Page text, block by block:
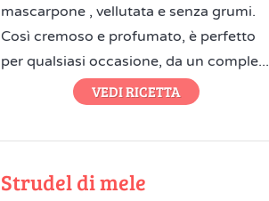
mascarpone , vellutata e senza grumi.
Così cremoso e profumato, è perfetto
per qualsiasi occasione, da un comple...
VEDI RICETTA
Strudel di mele